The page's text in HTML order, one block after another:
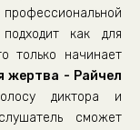
как для
только начинает
жертва - Райчел
диктора и
сможет